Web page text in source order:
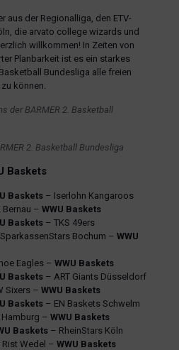
aus der Regionalliga, den ETV-
die arvato college wizards und
willkommen! In Zeiten von
Planbarkeit ist es ein starkes
Bundesliga alle freien
können.
der BARMER 2. Basketball
2. Basketball Bundesliga
Baskets
Baskets– Iserlohn Kangaroos
Bernau – WWU Baskets
Baskets– TKS 49ers
Bochum – WWU
Eagles – WWU Baskets
Baskets– ART Giants Düsseldorf
Sixers – WWU Baskets
Baskets– EN Baskets Schwelm
Hamburg – WWU Baskets
Baskets– RheinStars Köln
Rist Wedel – WWU Baskets